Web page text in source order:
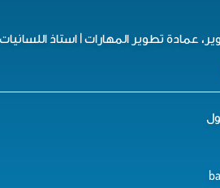
عمادة تطوير المهارات | استاذ